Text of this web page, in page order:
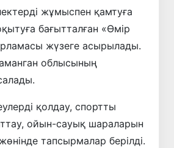
жұмыспен қамтуға
бағытталған «Өмір
жүзеге асырылады.
облысының
қолдау, спортты
ойын-сауық шараларын
тапсырмалар берілді.